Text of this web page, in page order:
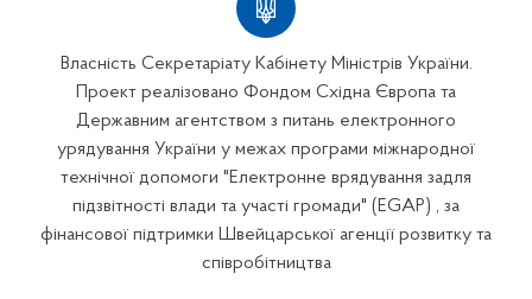
Власність Секретаріату Кабінету Міністрів України.
Проект реалізовано Фондом Східна Європа та
Державним агентством з питань електронного
урядування України у межах програми міжнародної
технічної допомоги "Електронне врядування задля
підзвітності влади та участі громади" (EGAP) , за
фінансової підтримки Швейцарської агенції розвитку та
співробітництва